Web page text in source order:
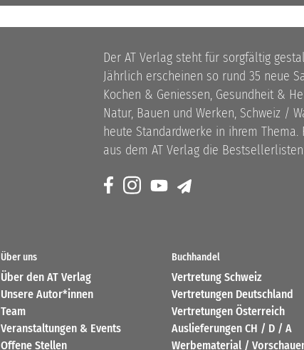
Der AT Verlag steht für sorgfältig
Jährlich erscheinen so rund 35 neue
Kochen & Geniessen, Gesundheit &
Natur, Bauen und Werken, Schweiz /
heute Standardwerke in ihrem
aus dem AT Verlag die
Über uns
Über den AT Verlag
Unsere Autor*innen
Team
Veranstaltungen & Events
Offene Stellen
Buchhandel
Vertretung Schweiz
Vertretungen Deutschland
Vertretungen Österreich
Auslieferungen CH / D / A
Werbematerial /